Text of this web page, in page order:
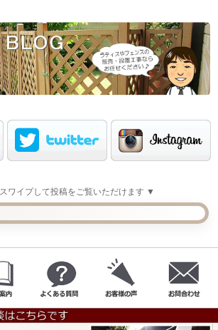
ワイプして投稿をご覧いただけます ▼